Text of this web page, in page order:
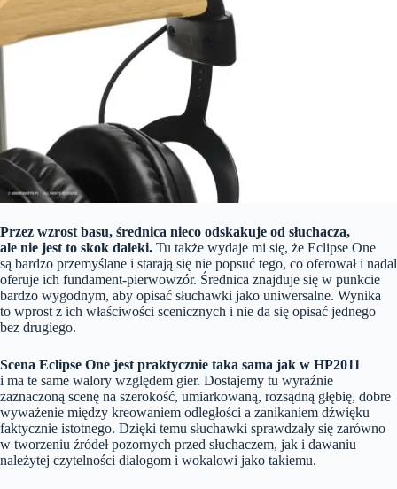
Przez wzrost basu, średnica nieco odskakuje od słuchacza,
ale nie jest to skok daleki. Tu także wydaje mi się, że Eclipse One
są bardzo przemyślane i starają się nie popsuć tego, co oferował i nadal
oferuje ich fundament-pierwowzór. Średnica znajduje się w punkcie
bardzo wygodnym, aby opisać słuchawki jako uniwersalne. Wynika
to wprost z ich właściwości scenicznych i nie da się opisać jednego
bez drugiego.
Scena Eclipse One jest praktycznie taka sama jak w HP2011
i ma te same walory względem gier. Dostajemy tu wyraźnie
zaznaczoną scenę na szerokość, umiarkowaną, rozsądną głębię, dobre
wyważenie między kreowaniem odległości a zanikaniem dźwięku
faktycznie istotnego. Dzięki temu słuchawki sprawdzały się zarówno
w tworzeniu źródeł pozornych przed słuchaczem, jak i dawaniu
należytej czytelności dialogom i wokalowi jako takiemu.